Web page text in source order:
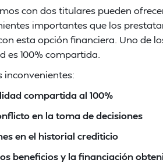
con dos titulares pueden
importantes que los
esta opción financiera. Uno de
es 100% compartida.
inconvenientes:
compartida al 100%
en la toma de decisiones
en el historial crediticio
beneficios y la financiación